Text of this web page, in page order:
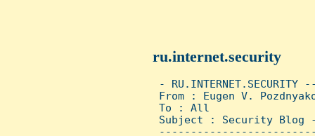
ru.internet.security
-
From : Eugen V.
To : All
Subject : Security Blog -